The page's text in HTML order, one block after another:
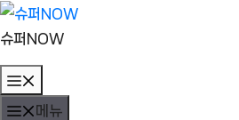
컨
텐
츠
로
건
슈퍼NOW
뉴
메뉴